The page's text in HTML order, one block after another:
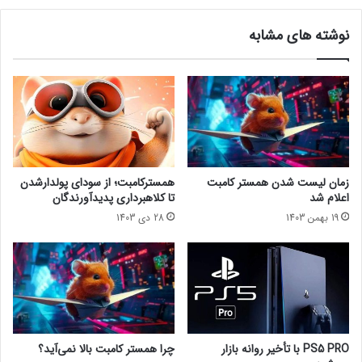
ر
و
ا
ل
T
h
e
D
i
v
i
s
س
ت
ا
ه
ت
ب
د
ی
ل
ر
ز
ر
ز
ا
ل
نوشته های مشابه
زمان لیست شدن همستر کامبت
اعلام شد
19 بهمن 1403
همسترکامبت؛ از سودای پولدارشدن
تا کلاهبرداری پدیدآورندگان
28 دی 1403
PS5 PRO با تأخیر روانه بازار
چرا همستر کامبت بالا نمی‌آید؟